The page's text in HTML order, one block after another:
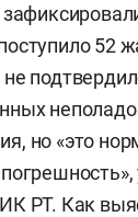
52
но «это
РТ. Как